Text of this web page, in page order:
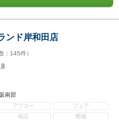
ンド岸和田店
： 145件）
南部
アフター
フェア
保証
整備